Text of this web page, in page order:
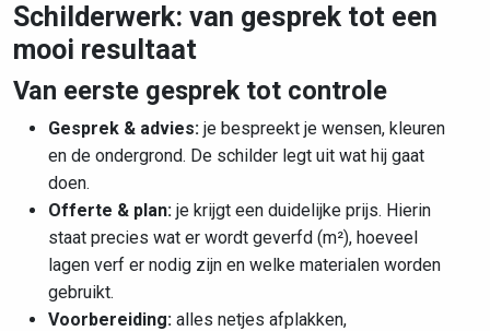
Schilderwerk: van gesprek tot een
mooi resultaat
Van eerste gesprek tot controle
Gesprek & advies: je bespreekt je wensen, kleuren
en de ondergrond. De schilder legt uit wat hij gaat
doen.
Offerte & plan: je krijgt een duidelijke prijs. Hierin
staat precies wat er wordt geverfd (m²), hoeveel
lagen verf er nodig zijn en welke materialen worden
gebruikt.
Voorbereiding: alles netjes afplakken,